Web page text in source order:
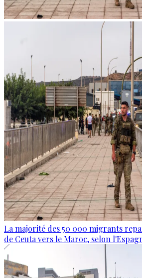
La majorité des 50 000 migrants
de Ceuta vers le Maroc, selon